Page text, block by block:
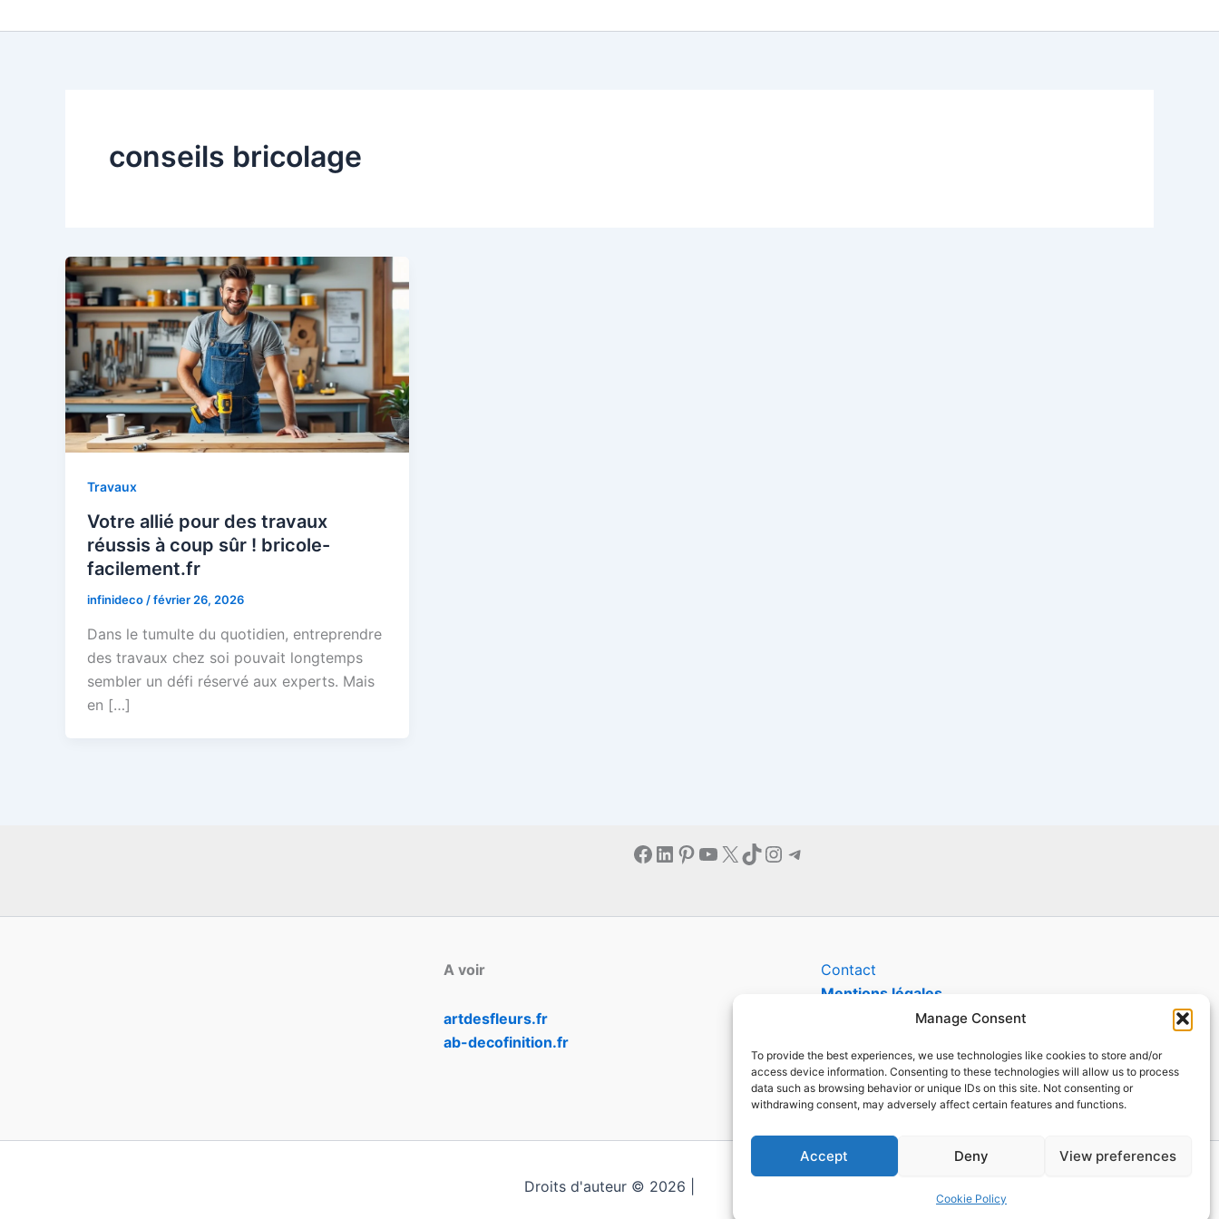
Manage Consent
To provide the best experiences, we use technologies like cookies to store and/or
access device information. Consenting to these technologies will allow us to process
data such as browsing behavior or unique IDs on this site. Not consenting or
withdrawing consent, may adversely affect certain features and functions.
Accept Deny View preferences
Cookie Policy
conseils bricolage
Travaux
Votre allié pour des travaux
réussis à coup sûr ! bricole-
facilement.fr
infinideco /février 26, 2026
Dans le tumulte du quotidien, entreprendre
des travaux chez soi pouvait longtemps
sembler un défi réservé aux experts. Mais
en […]
Facebook
LinkedIn
Pinterest
YouTube
X TikTok
Instagram
Telegram
A voir
artdesfleurs.fr
ab-decofinition.fr
Contact
Mentions légales
Conditions générales d'utilisation
Politique de cookies
Politique de confidentialité
Droits d'auteur © 2026 |